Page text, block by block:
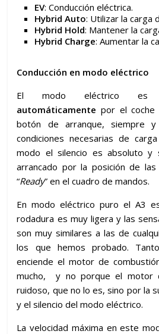
EV: Conducción eléctrica.
Hybrid Auto: Utilizar la carga
Hybrid Hold: Mantener la
Hybrid Charge: Aumentar la
Conducción en modo eléctrico
El modo eléctrico
automáticamente por el coche
botón de arranque, siempre
condiciones necesarias de
modo el silencio es absoluto y
arrancado por la posición de
“Ready” en el cuadro de mandos.
En modo eléctrico puro el A3
rodadura es muy ligera y las
son muy similares a las de
los que hemos probado.
enciende el motor de
mucho, y no porque el motor
ruidoso, que no lo es, sino por la
y el silencio del modo eléctrico.
La velocidad máxima en este